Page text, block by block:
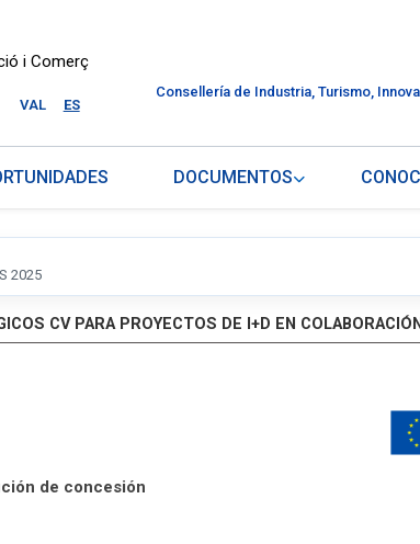
i Comerç
VAL ES
Consellería de Industria, Turismo,
DOCUMENTOS
2025
CV PARA PROYECTOS DE I+D EN
de concesión